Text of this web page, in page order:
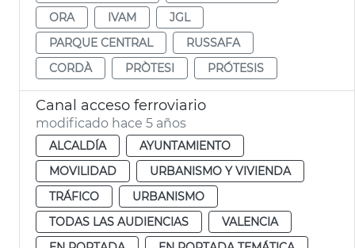
ORA
IVAM
JGL
PARQUE CENTRAL
RUSSAFA
CORDÀ
PRÒTESI PRÓTESIS
Canal acceso ferroviario
modificado hace 5 años
ALCALDÍA
AYUNTAMIENTO
MOVILIDAD
URBANISMO Y VIVIENDA
TRÁFICO
URBANISMO
TODAS LAS AUDIENCIAS
VALENCIA